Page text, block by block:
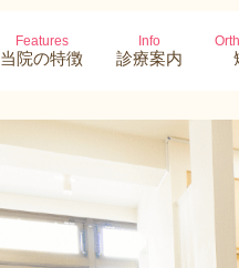
Features
当院の特徴
Info
診療案内